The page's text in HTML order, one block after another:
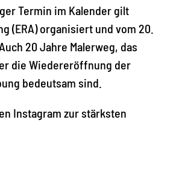
Termin im Kalender gilt
(ERA) organisiert und vom 20.
20 Jahre Malerweg, das
die Wiedereröffnung der
bedeutsam sind.
Instagram zur stärksten